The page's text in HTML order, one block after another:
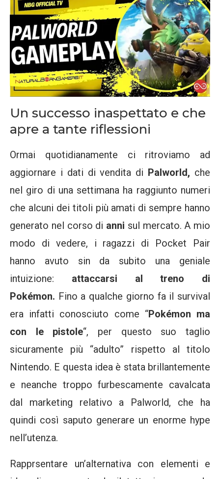
Un successo inaspettato e che
apre a tante riflessioni
Ormai quotidianamente ci ritroviamo ad
aggiornare i dati di vendita di Palworld, che
nel giro di una settimana ha raggiunto numeri
che alcuni dei titoli più amati di sempre hanno
generato nel corso di anni sul mercato. A mio
modo di vedere, i ragazzi di Pocket Pair
hanno avuto sin da subito una geniale
intuizione: attaccarsi al treno di
Pokémon. Fino a qualche giorno fa il survival
era infatti conosciuto come “Pokémon ma
con le pistole“, per questo suo taglio
sicuramente più “adulto” rispetto al titolo
Nintendo. E questa idea è stata brillantemente
e neanche troppo furbescamente cavalcata
dal marketing relativo a Palworld, che ha
quindi così saputo generare un enorme hype
nell’utenza.
Rapprsentare un’alternativa con elementi e